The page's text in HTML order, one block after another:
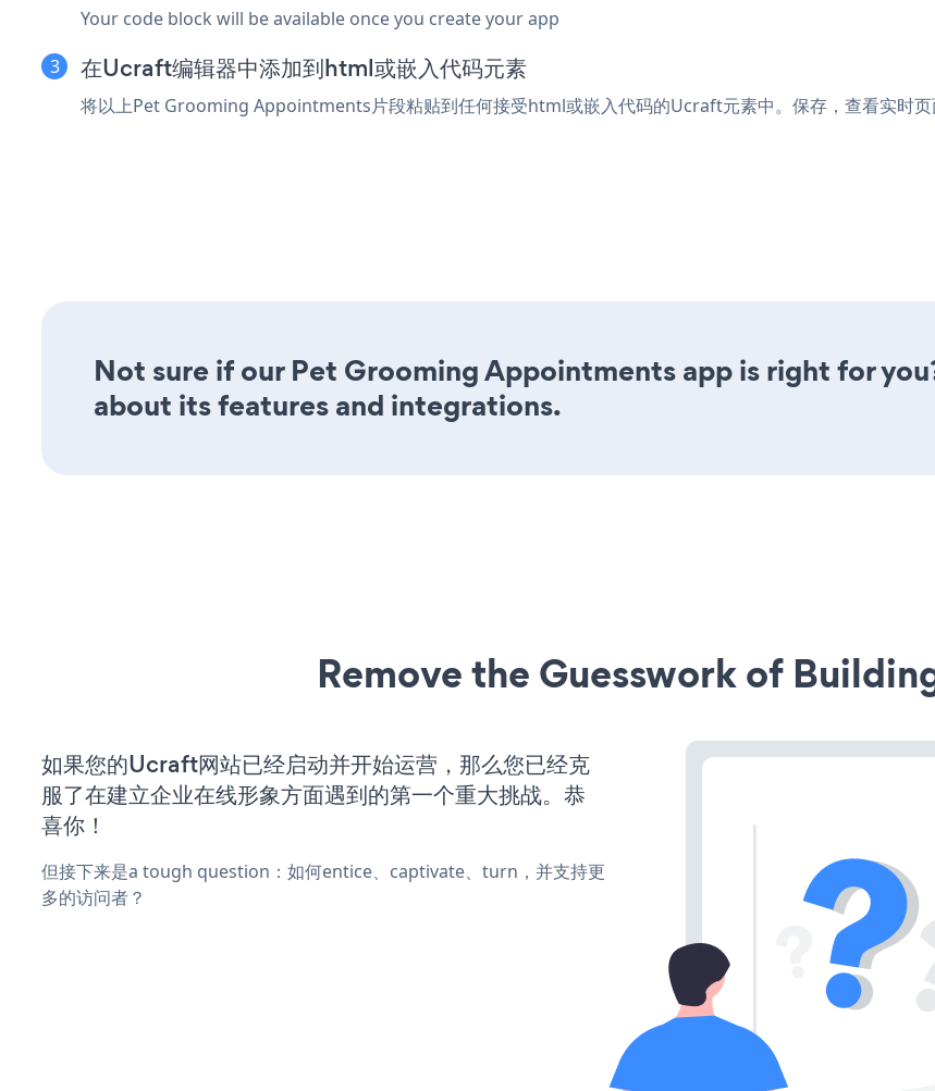
Your code block will be available once you create your app
在Ucraft编辑器中添加到html或嵌入代码元素
将以上Pet Grooming Appointments片段粘贴到任何接受html或嵌入代码的Ucraft元素中。保存，查看实时
Not sure if our Pet Grooming Appointments app is right for
about its features and integrations.
Remove the Guesswork of
如果您的Ucraft网站已经启动并开始运营，那么您已经克
服了在建立企业在线形象方面遇到的第一个重大挑战。恭
喜你！
但接下来是a tough question：如何entice、captivate、turn，并支持更
多的访问者？